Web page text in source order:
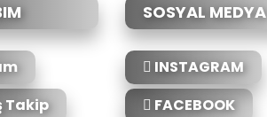
Takip
SOSYAL MEDYA
INSTAGRAM
FACEBOOK